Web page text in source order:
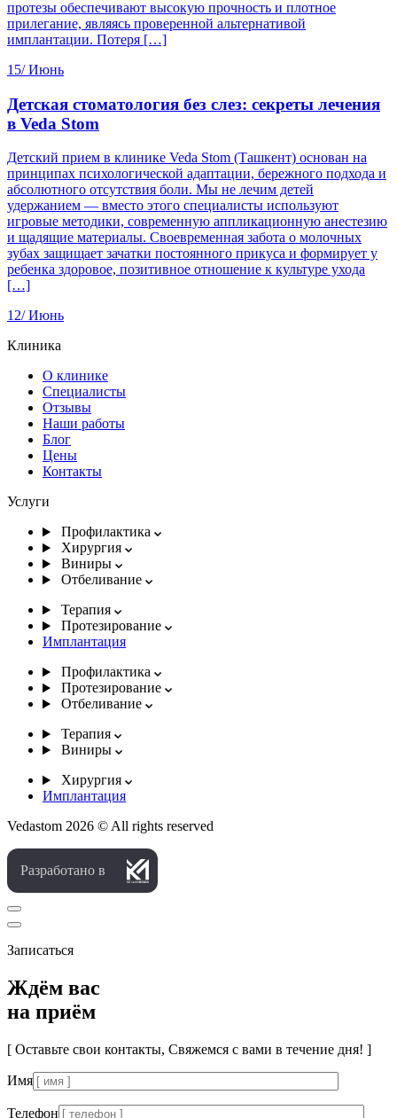
протезы обеспечивают высокую прочность и плотное
прилегание, являясь проверенной альтернативой
имплантации. Потеря […]
15/ Июнь
Детская стоматология без слез: секреты лечения
в Veda Stom
Детский прием в клинике Veda Stom (Ташкент) основан на
принципах психологической адаптации, бережного подхода и
абсолютного отсутствия боли. Мы не лечим детей
удержанием — вместо этого специалисты используют
игровые методики, современную аппликационную анестезию
и щадящие материалы. Своевременная забота о молочных
зубах защищает зачатки постоянного прикуса и формирует у
ребенка здоровое, позитивное отношение к культуре ухода
[…]
12/ Июнь
Клиника
О клинике
Специалисты
Отзывы
Наши работы
Блог
Цены
Контакты
Услуги
Профилактика
Хирургия
Виниры
Отбеливание
Терапия
Протезирование
Имплантация
Профилактика
Протезирование
Отбеливание
Терапия
Виниры
Хирургия
Имплантация
Vedastom 2026 © All rights reserved
Разработано в
Записаться
Ждём вас
на приём
[ Оставьте свои контакты, Свяжемся с вами в течение дня! ]
Имя
Телефон